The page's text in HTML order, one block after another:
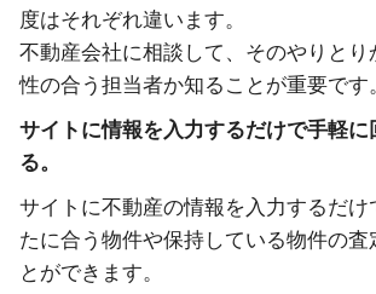
度はそれぞれ違います。
不動産会社に相談して、そのやりとり
性の合う担当者か知ることが重要です。
サイトに情報を入力するだけで手軽に
る。
サイトに不動産の情報を入力するだけ
たに合う物件や保持している物件の査
とができます。